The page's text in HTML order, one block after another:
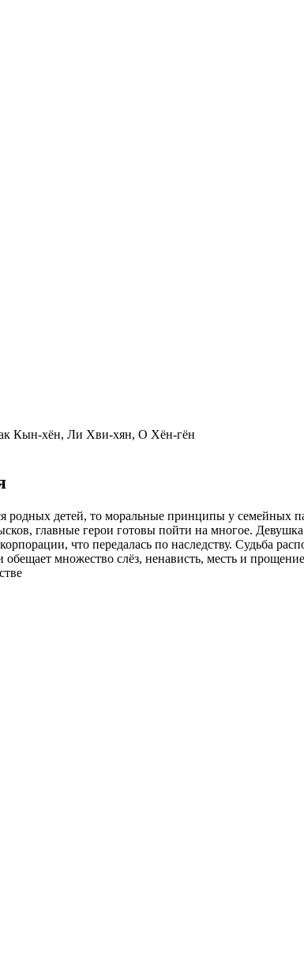
Кын-хён, Ли Хви-хян, О Хён-гён
родных детей, то моральные принципы у семейных
главные герои готовы пойти на многое.
что передалась по наследству. Судьба
множество слёз, ненависть, месть и